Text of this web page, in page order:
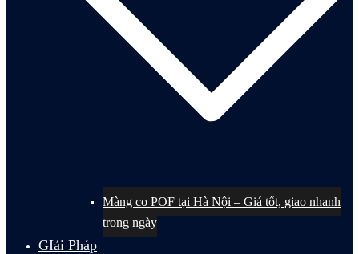
Màng co POF tại Hà Nội – Giá tốt, giao nhanh
trong ngày
GIải Pháp